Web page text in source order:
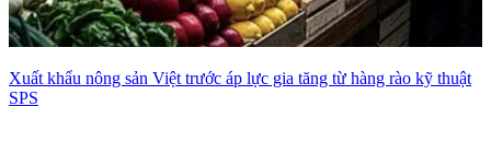
Xuất khẩu nông sản Việt trước áp lực gia tăng từ hàng rào kỹ thuật
SPS